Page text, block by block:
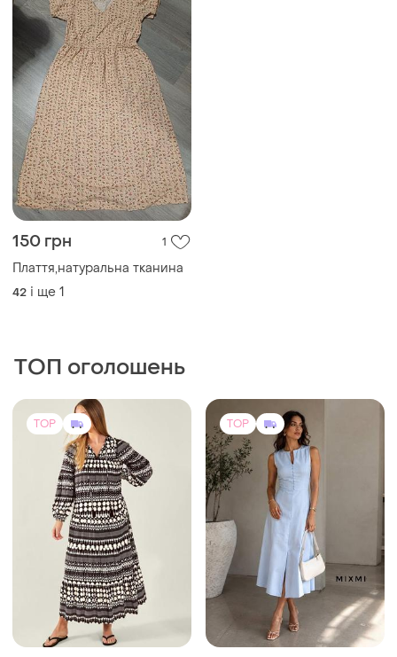
150 грн 1
Плаття,натуральна тканина
42 і ще 1
ТОП оголошень
TOP TOP